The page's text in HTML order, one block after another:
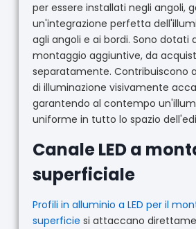
per essere installati negli angoli,
un'integrazione perfetta
agli angoli e ai bordi. Sono dotati
montaggio aggiuntive, da
separatamente. Contribuiscono
di illuminazione visivamente
garantendo al contempo
uniforme in tutto lo spazio
Canale LED a
superficiale
Profili in alluminio a LED per il
superficie si attaccano